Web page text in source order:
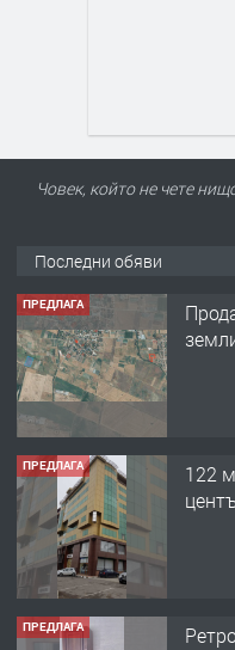
Човек, който не чете
Последни обяви
ПРЕДЛАГА
ПРЕДЛАГА
122
ПРЕДЛАГА